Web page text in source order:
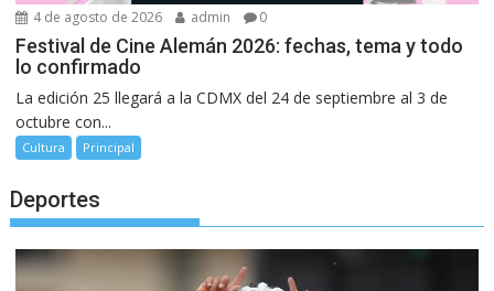
4 de agosto de 2026 admin 0
Festival de Cine Alemán 2026: fechas, tema y todo
lo confirmado
La edición 25 llegará a la CDMX del 24 de septiembre al 3 de
octubre con...
Cultura Principal
Deportes